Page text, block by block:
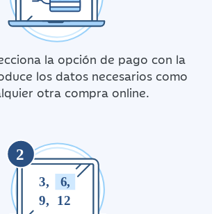
la opción de pago con la
los datos necesarios como
otra compra online.
2
3,
6,
9,
12